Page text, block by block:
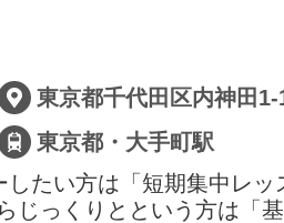
サイトマッ
東京都千代田区内神田
東京都・大手町駅
したい方は「短期集中レッ
じっくりとという方は「